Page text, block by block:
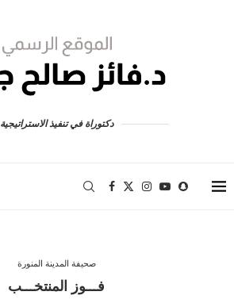
دكتوراة في تنفيذ الاستراتيجية
صحيفة المدينة المنورة
فـــوز المنتخـــب